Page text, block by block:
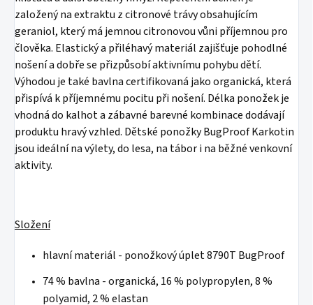
založený na extraktu z citronové trávy obsahujícím
geraniol, který má jemnou citronovou vůni příjemnou pro
člověka. Elastický a přiléhavý materiál zajišťuje pohodlné
nošení a dobře se přizpůsobí aktivnímu pohybu dětí.
Výhodou je také bavlna certifikovaná jako organická, která
přispívá k příjemnému pocitu při nošení. Délka ponožek je
vhodná do kalhot a zábavné barevné kombinace dodávají
produktu hravý vzhled. Dětské ponožky BugProof Karkotin
jsou ideální na výlety, do lesa, na tábor i na běžné venkovní
aktivity.
Složení
hlavní materiál - ponožkový úplet 8790T BugProof
74 % bavlna - organická, 16 % polypropylen, 8 %
polyamid, 2 % elastan